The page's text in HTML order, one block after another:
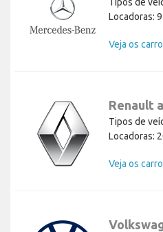
Locadoras: 9
Veja os
Renault
Tipos de
Locadoras:
Veja os